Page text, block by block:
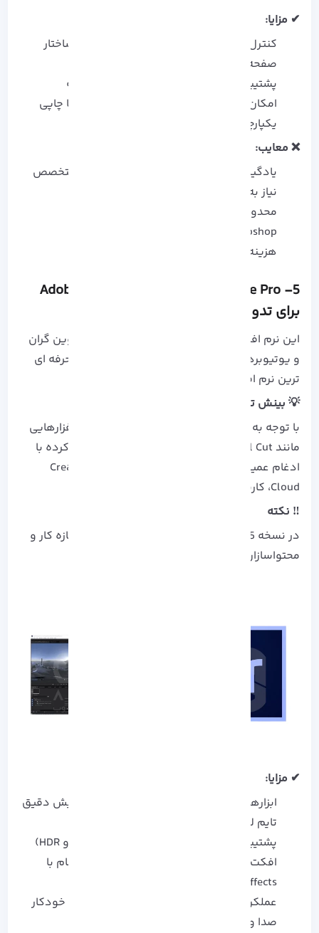
✔ مزایا:
کنترل دقیق بر تایپوگرافی، فاصله‌ گذاری و ساختار
صفحه
پشتیبانی از قالب‌ های چند ستونه و چند زبانه
امکان خروجی گرفتن به صورت PDF تعاملی یا چاپی
یکپارچگی با Illustrator و Photoshop
❌ معایب:
یادگیری اولیه نسبتاً دشوار برای کاربران غیرمتخصص
نیاز به منابع سخت‌ افزاری مناسب
محدودیت‌هایی در ویرایش تصویر نسبت به
Photoshop
هزینه بالا برای استفاده حرفه‌ ای
5- Adobe Premiere Pro: نرم‌افزار برتر Adobe
برای تدوین ویدیو
این نرم افزار که توسط بسیاری از فیلم‌ سازان، تدوین‌ گران
و یوتیوبرها مورد استفاده قرار می‌ گیرد، یکی از حرفه‌ ای‌
ترین نرم‌ افزارهای تدوین ویدیو است.
💡 بینش تحلیلی:
با توجه به رقابت شدید در حوزه تدوین بین نرم‌ افزارهایی
مانند Final Cut و DaVinci Resolve، Adobe تلاش کرده با
ادغام عمیق‌ تر با After Effects و فضای ابری Creative
Cloud، کاربران حرفه‌ ای را حفظ کند.
‼️ نکته
در نسخه 2025، رابط کاربری ساده‌ تر برای کاربران تازه‌ کار و
محتواسازان مستقل نیز در دسترس است.
✔ مزایا:
ابزارهای پیشرفته برای تدوین چندلایه و ویرایش دقیق
تایم‌ لاین
پشتیبانی از ویدیوهای با وضوح بالا (۴K، ۸K و HDR)
افکت‌ ها و ترنزیشن‌ های متنوع همراه با ادغام با
After Effects
عملکرد مبتنی بر هوش مصنوعی برای تنظیم خودکار
صدا و تصویر